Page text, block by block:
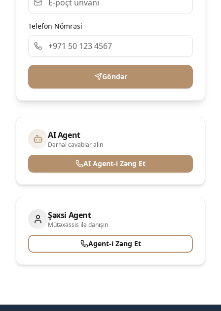
Telefon Nömrəsi
Göndər
AI Agent
Dərhal cavablar alın
AI Agent-i Zəng Et
Şəxsi Agent
Mütəxəssis ilə danışın
Agent-i Zəng Et